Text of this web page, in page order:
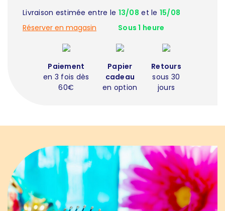
Livraison estimée entre le 13/08 et le 15/08
Réserver en magasin
Sous 1 heure
Paiement
en 3 fois dès
60€
Papier
cadeau
en option
Retours
sous 30
jours